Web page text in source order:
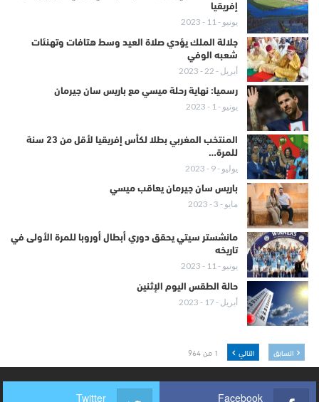
إفريقيا
يونيو - 11 - 2023
جلالة الملك يؤدي صلاة العيد وسط هتافات وتهنئات
شعبه الوفي
أبريل - 22 - 2023
رسميا: نهاية رحلة ميسي مع باريس سان جيرمان
يونيو - 1 - 2023
المنتخب المغربي بطلا لكأس إفريقيا لأقل من 23 سنة
للمرة…
يوليو - 9 - 2023
باريس سان جيرمان يعاقب ميسي
مايو - 3 - 2023
مانشستر سيتي يحقق دوري أبطال أوروبا للمرة الأولى في
تاريخه
يونيو - 11 - 2023
حالة الطقس اليوم الإثنين
أبريل - 17 - 2023
السابق التالي 1 من 964
Facebook
Twitter